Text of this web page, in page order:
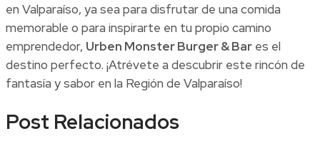
en Valparaíso, ya sea para disfrutar de una comida
memorable o para inspirarte en tu propio camino
emprendedor, Urben Monster Burger & Bar es el
destino perfecto. ¡Atrévete a descubrir este rincón de
fantasía y sabor en la Región de Valparaíso!
Post Relacionados